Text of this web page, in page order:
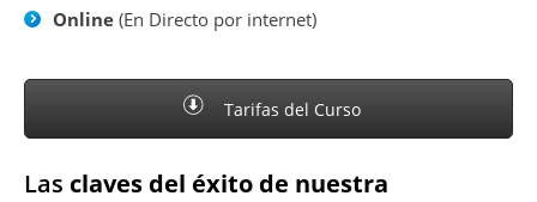
Online (En Directo por internet)
Tarifas del Curso
Las claves del éxito de nuestra